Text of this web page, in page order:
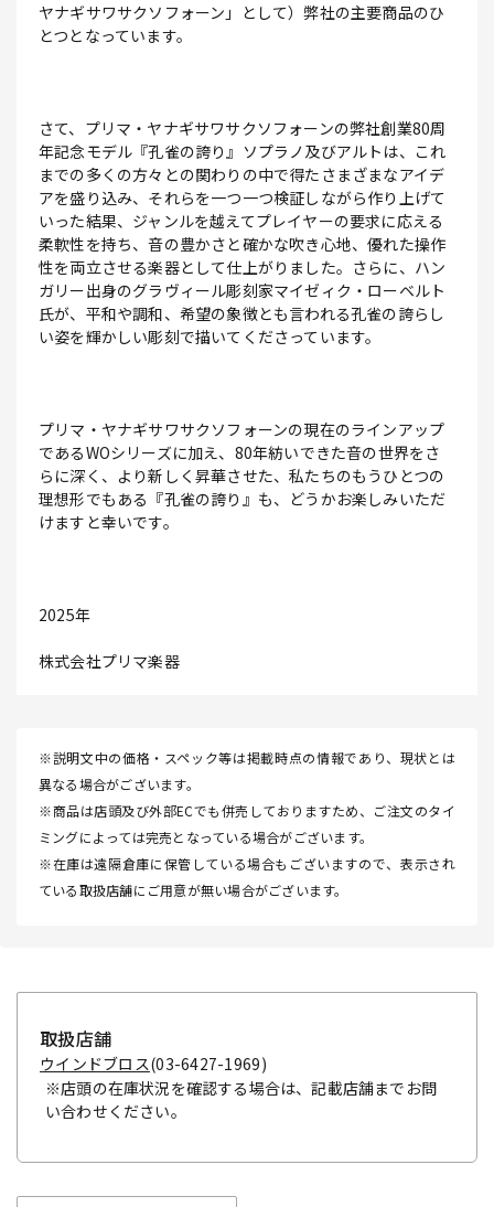
ヤナギサワサクソフォーン」として）弊社の主要商品のひ
とつとなっています。
さて、プリマ・ヤナギサワサクソフォーンの弊社創業80周
年記念モデル『孔雀の誇り』ソプラノ及びアルトは、これ
までの多くの方々との関わりの中で得たさまざまなアイデ
アを盛り込み、それらを一つ一つ検証しながら作り上げて
いった結果、ジャンルを越えてプレイヤーの要求に応える
柔軟性を持ち、音の豊かさと確かな吹き心地、優れた操作
性を両立させる楽器として仕上がりました。さらに、ハン
ガリー出身のグラヴィール彫刻家マイゼィク・ローベルト
氏が、平和や調和、希望の象徴とも言われる孔雀の誇らし
い姿を輝かしい彫刻で描いてくださっています。
プリマ・ヤナギサワサクソフォーンの現在のラインアップ
であるWOシリーズに加え、80年紡いできた音の世界をさ
らに深く、より新しく昇華させた、私たちのもうひとつの
理想形でもある『孔雀の誇り』も、どうかお楽しみいただ
けますと幸いです。
2025年
株式会社プリマ楽器
※説明文中の価格・スペック等は掲載時点の情報であり、現状とは
異なる場合がございます。
※商品は店頭及び外部ECでも併売しておりますため、ご注文のタイ
ミングによっては完売となっている場合がございます。
※在庫は遠隔倉庫に保管している場合もございますので、表示され
ている取扱店舗にご用意が無い場合がございます。
取扱店舗
ウインドブロス(03-6427-1969)
※店頭の在庫状況を確認する場合は、記載店舗までお問
い合わせください。